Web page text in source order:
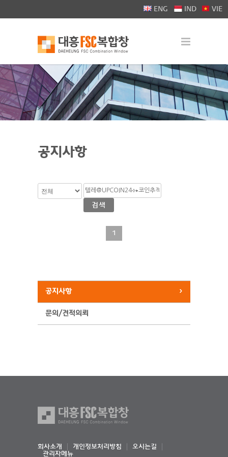
ENG IND VIE
공지사항
검색
1
공지사항
문의/견적의뢰
회사소개 개인정보처리방침
오시는길
관리자메뉴